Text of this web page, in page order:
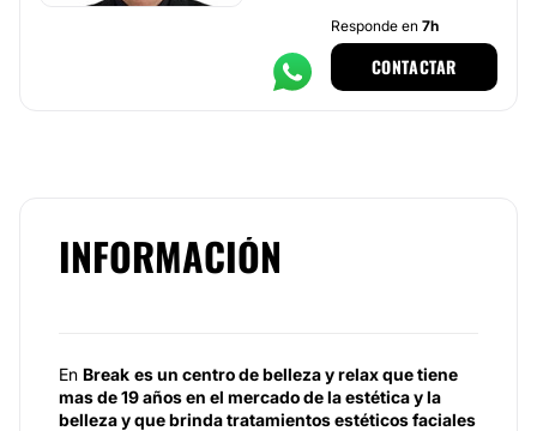
Responde en 7h
CONTACTAR
INFORMACIÓN
En Break es un centro de belleza y relax que tiene
mas de 19 años en el mercado de la estética y la
belleza y que brinda tratamientos estéticos faciales